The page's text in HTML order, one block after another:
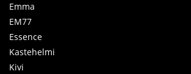
Emma
EM77
Essence
Kastehelmi
Kivi